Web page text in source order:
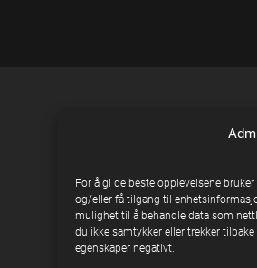
For å gi de beste opplevelsene
og/eller få tilgang til
mulighet til å behandle data som
du ikke samtykker eller trekker
egenskaper negativt.